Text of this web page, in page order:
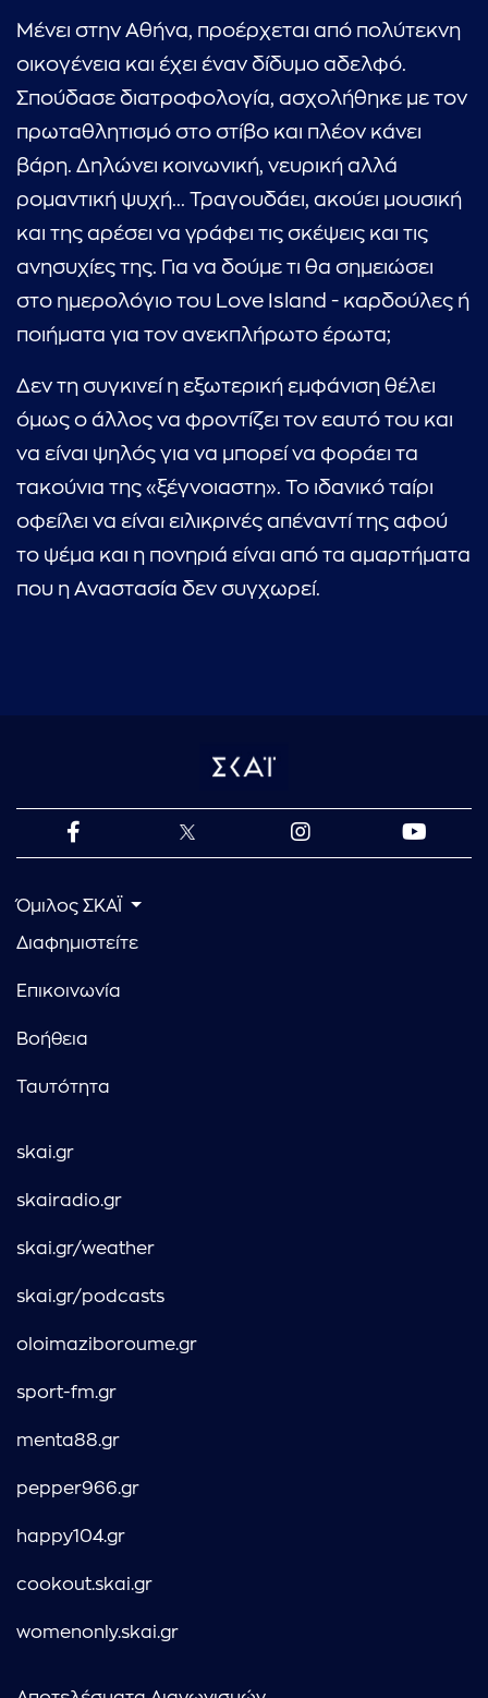
...πληκτρολογήστε κείμενο προς αναζήτηση
Μένει στην Αθήνα, προέρχεται από πολύτεκνη
οικογένεια και έχει έναν δίδυμο αδελφό.
Σπούδασε διατροφολογία, ασχολήθηκε με τον
πρωταθλητισμό στο στίβο και πλέον κάνει
βάρη. Δηλώνει κοινωνική, νευρική αλλά
ρομαντική ψυχή... Τραγουδάει, ακούει μουσική
και της αρέσει να γράφει τις σκέψεις και τις
ανησυχίες της. Για να δούμε τι θα σημειώσει
στο ημερολόγιο του Love Island - καρδούλες ή
ποιήματα για τον ανεκπλήρωτο έρωτα;
Δεν τη συγκινεί η εξωτερική εμφάνιση θέλει
όμως ο άλλος να φροντίζει τον εαυτό του και
να είναι ψηλός για να μπορεί να φοράει τα
τακούνια της «ξέγνοιαστη». Το ιδανικό ταίρι
οφείλει να είναι ειλικρινές απέναντί της αφού
το ψέμα και η πονηριά είναι από τα αμαρτήματα
που η Αναστασία δεν συγχωρεί.
Όμιλος ΣΚΑΪ
Διαφημιστείτε
Επικοινωνία
Βοήθεια
Ταυτότητα
skai.gr
skairadio.gr
skai.gr/weather
skai.gr/podcasts
oloimaziboroume.gr
sport-fm.gr
menta88.gr
pepper966.gr
happy104.gr
cookout.skai.gr
womenonly.skai.gr